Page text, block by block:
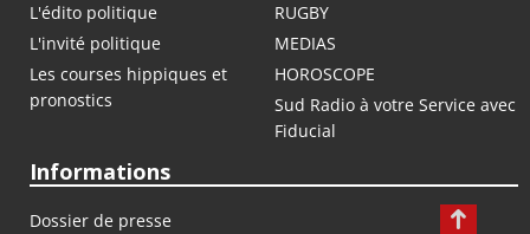
L'édito politique
RUGBY
L'invité politique
MEDIAS
Les courses hippiques et
pronostics
HOROSCOPE
Sud Radio à votre Service avec
Fiducial
Informations
Dossier de presse